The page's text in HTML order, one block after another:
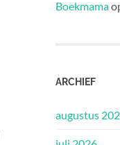
Boekmama
ARCHIEF
augustus